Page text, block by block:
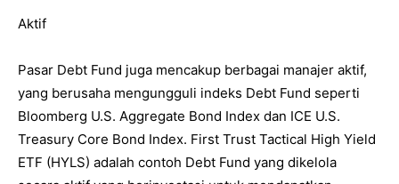
Aktif
Pasar Debt Fund juga mencakup berbagai manajer aktif,
yang berusaha mengungguli indeks Debt Fund seperti
Bloomberg U.S. Aggregate Bond Index dan ICE U.S.
Treasury Core Bond Index. First Trust Tactical High Yield
ETF (HYLS) adalah contoh Debt Fund yang dikelola